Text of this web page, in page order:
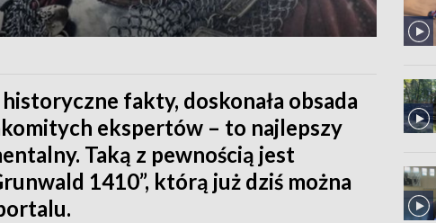
fakty, doskonała obsada
ekspertów – to najlepszy
Taką z pewnością jest
1410”, którą już dziś można